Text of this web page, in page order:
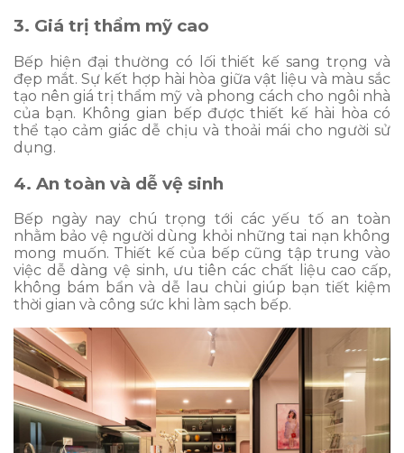
3. Giá trị thẩm mỹ cao
Bếp hiện đại thường có lối thiết kế sang trọng và
đẹp mắt. Sự kết hợp hài hòa giữa vật liệu và màu sắc
tạo nên giá trị thẩm mỹ và phong cách cho ngôi nhà
của bạn. Không gian bếp được thiết kế hài hòa có
thể tạo cảm giác dễ chịu và thoải mái cho người sử
dụng.
4. An toàn và dễ vệ sinh
Bếp ngày nay chú trọng tới các yếu tố an toàn
nhằm bảo vệ người dùng khỏi những tai nạn không
mong muốn. Thiết kế của bếp cũng tập trung vào
việc dễ dàng vệ sinh, ưu tiên các chất liệu cao cấp,
không bám bẩn và dễ lau chùi giúp bạn tiết kiệm
thời gian và công sức khi làm sạch bếp.